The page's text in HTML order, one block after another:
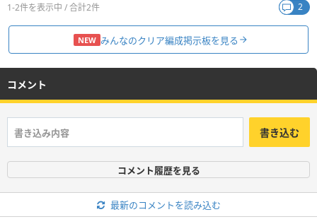
1-2件を表示中 / 合計2件 2
NEW みんなのクリア編成掲示板を見る
コメント
書き込む
コメント履歴を見る
最新のコメントを読み込む